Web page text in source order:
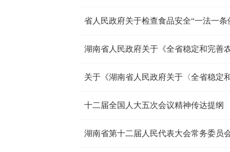
十二届全国人大五次会议精神传达提纲
湖南省第十二届人民代表大会常务委员